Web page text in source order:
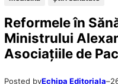
Reformele în
Ministrului
Asociațiile de
Posted byEchipa Editoriala–